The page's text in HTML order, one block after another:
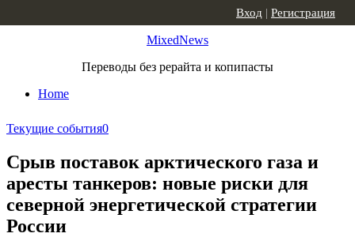
MixedNews
Переводы без рерайта и копипасты
Home
Вход | Регистрация
Текущие события0
Срыв поставок арктического газа и
аресты танкеров: новые риски для
северной энергетической стратегии
России